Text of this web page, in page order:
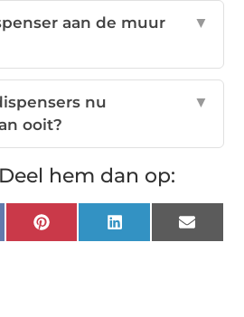
aan de muur
▼
nu
ooit?
▼
hem dan op:
PinterestLinkedInEmail